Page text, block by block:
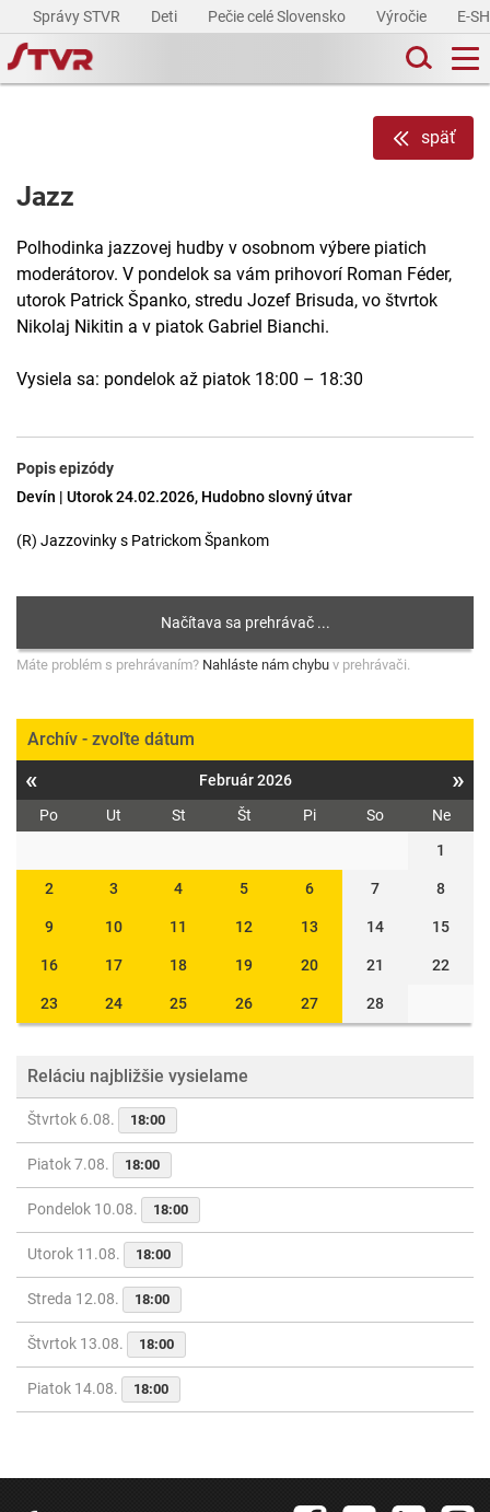
Správy STVR Deti Pečie celé Slovensko Výročie E-
späť
Jazz
Polhodinka jazzovej hudby v osobnom výbere piatich
moderátorov. V pondelok sa vám prihovorí Roman Féder,
utorok Patrick Španko, stredu Jozef Brisuda, vo štvrtok
Nikolaj Nikitin a v piatok Gabriel Bianchi.
Vysiela sa: pondelok až piatok 18:00 – 18:30
Popis epizódy
Devín | Utorok 24.02.2026, Hudobno slovný útvar
(R) Jazzovinky s Patrickom Špankom
Máte problém s prehrávaním? Nahláste nám chybu v prehrávači.
Archív - zvoľte dátum
« Február 2026 »
Po Ut St Št Pi So
Ne
1
2 3 4 5 6 7 8
9 10 11 12 13 14 15
16 17 18 19 20 21 22
23 24 25 26 27 28
Reláciu najbližšie vysielame
Štvrtok 6.08. 18:00
Piatok 7.08. 18:00
Pondelok 10.08. 18:00
Utorok 11.08. 18:00
Streda 12.08. 18:00
Štvrtok 13.08. 18:00
Piatok 14.08. 18:00